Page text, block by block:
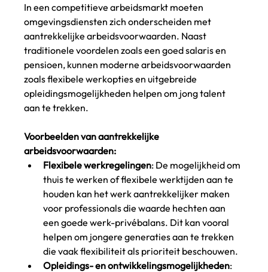
In een competitieve arbeidsmarkt moeten
omgevingsdiensten zich onderscheiden met
aantrekkelijke arbeidsvoorwaarden. Naast
traditionele voordelen zoals een goed salaris en
pensioen, kunnen moderne arbeidsvoorwaarden
zoals flexibele werkopties en uitgebreide
opleidingsmogelijkheden helpen om jong talent
aan te trekken.
Voorbeelden van aantrekkelijke
arbeidsvoorwaarden:
Flexibele werkregelingen: De mogelijkheid om
thuis te werken of flexibele werktijden aan te
houden kan het werk aantrekkelijker maken
voor professionals die waarde hechten aan
een goede werk-privébalans. Dit kan vooral
helpen om jongere generaties aan te trekken
die vaak flexibiliteit als prioriteit beschouwen.
Opleidings- en ontwikkelingsmogelijkheden: